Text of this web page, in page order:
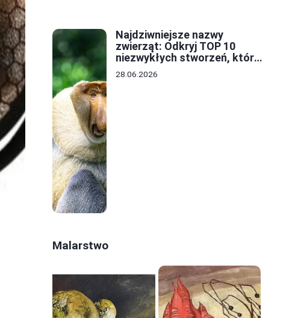
Najdziwniejsze nazwy
zwierząt: Odkryj TOP 10
niezwykłych stworzeń, które
zaskoczą każdego
28.06.2026
Malarstwo